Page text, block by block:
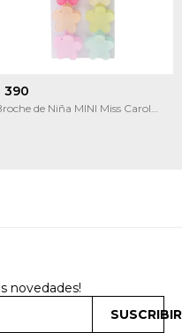
390
de Niña MINI Miss Carol
novedades!